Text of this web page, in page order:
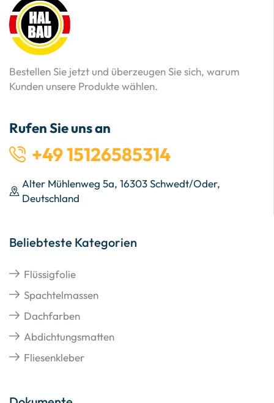
Bestellen Sie jetzt und überzeugen Sie sich, warum
Kunden unsere Produkte wählen.
Rufen Sie uns an
+49 15126585314
Alter Mühlenweg 5a, 16303 Schwedt/Oder,
Deutschland
Beliebteste Kategorien
Flüssigfolie
Spachtelmassen
Dachfarben
Abdichtungsmatten
Fliesenkleber